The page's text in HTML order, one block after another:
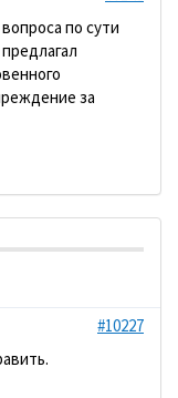
по сути
за
#10227